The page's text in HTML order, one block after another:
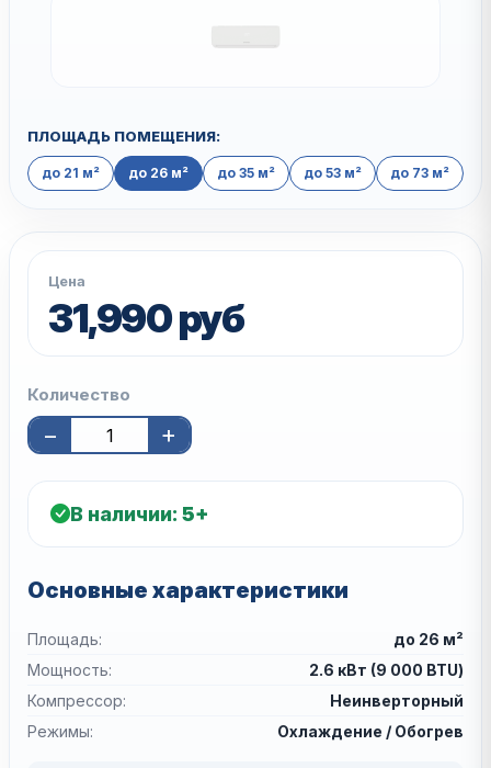
ПЛОЩАДЬ ПОМЕЩЕНИЯ:
до 21 м² до 26 м² до 35 м² до 53 м² до 73 м²
Цена
31,990 руб
Количество
− +
В наличии: 5+
Основные характеристики
Площадь:
до 26 м²
Мощность:
2.6 кВт (9 000 BTU)
Компрессор:
Неинверторный
Режимы:
Охлаждение / Обогрев